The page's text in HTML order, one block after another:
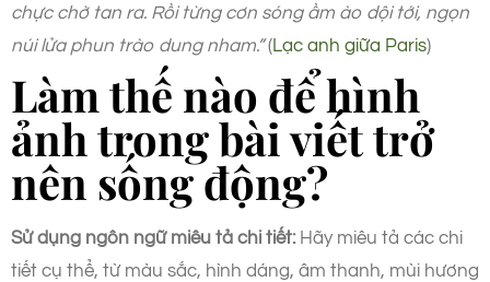
chực chờ tan ra. Rồi từng cơn sóng ầm ào dội tới, ngọn
núi lửa phun trào dung nham.”(Lạc anh giữa Paris)
Làm thế nào để hình
ảnh trong bài viết trở
nên sống động?
Sử dụng ngôn ngữ miêu tả chi tiết:Hãy miêu tả các chi
tiết cụ thể, từ màu sắc, hình dáng, âm thanh, mùi hương